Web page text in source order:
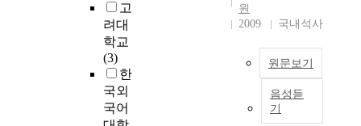
고
려대
학교
(3)
한
국외
국어
원
2009
국내석사
원문보기
음성듣
기